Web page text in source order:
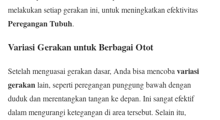
melakukan setiap gerakan ini, untuk meningkatkan efektivitas
Peregangan Tubuh.
Variasi Gerakan untuk Berbagai Otot
Setelah menguasai gerakan dasar, Anda bisa mencoba variasi
gerakanlain, seperti peregangan punggung bawah dengan
duduk dan merentangkan tangan ke depan. Ini sangat efektif
dalam mengurangi ketegangan di area tersebut. Selain itu,